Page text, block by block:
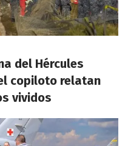
del Hércules
copiloto relatan
vividos